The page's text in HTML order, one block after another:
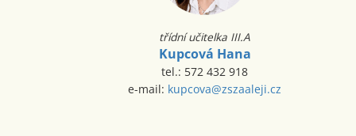
třídní učitelka III.A
Kupcová Hana
tel.: 572 432 918
e-mail: kupcova@zszaaleji.cz